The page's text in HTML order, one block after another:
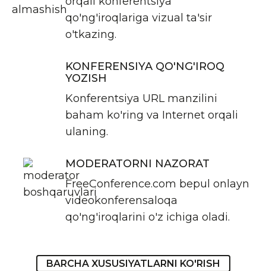
qo'ng'iroqlariga vizual ta'sir
o'tkazing.
KONFERENSIYA QO'NG'IROQ
YOZISH
Konferentsiya URL manzilini
baham ko'ring va Internet orqali
ulaning.
MODERATORNI NAZORAT
FreeConference.com bepul onlayn
videokonferensaloqa
qo'ng'iroqlarini o'z ichiga oladi.
BARCHA XUSUSIYATLARNI KO'RISH